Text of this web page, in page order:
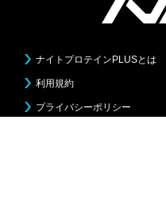
ナイトプロテインPLUSとは
利用規約
プライバシーポリシー